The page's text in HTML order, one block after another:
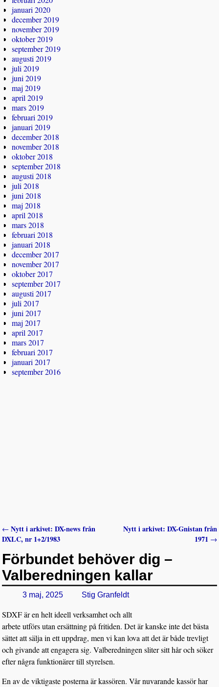
januari 2020
december 2019
november 2019
oktober 2019
september 2019
augusti 2019
juli 2019
juni 2019
maj 2019
april 2019
mars 2019
februari 2019
januari 2019
december 2018
november 2018
oktober 2018
september 2018
augusti 2018
juli 2018
juni 2018
maj 2018
april 2018
mars 2018
februari 2018
januari 2018
december 2017
november 2017
oktober 2017
september 2017
augusti 2017
juli 2017
juni 2017
maj 2017
april 2017
mars 2017
februari 2017
januari 2017
september 2016
Inläggsnavigering
← Nytt i arkivet: DX-news från
DXLC, nr 1+2/1983
Nytt i arkivet: DX-Gnistan från
1971 →
Förbundet behöver dig –
Valberedningen kallar
3 maj, 2025 Stig Granfeldt
SDXF är en helt ideell verksamhet och allt
arbete utförs utan ersättning på fritiden. Det är kanske inte det bästa
sättet att sälja in ett uppdrag, men vi kan lova att det är både trevligt
och givande att engagera sig. Valberedningen sliter sitt hår och söker
efter några funktionärer till styrelsen.
En av de viktigaste posterna är kassören. Vår nuvarande kassör har